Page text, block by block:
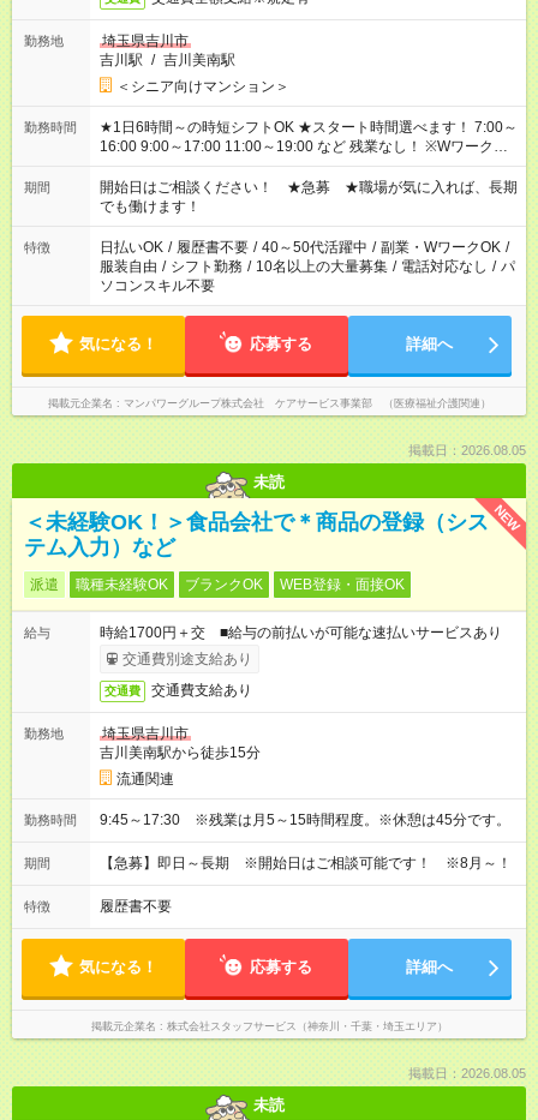
勤務地
埼玉県吉川市
吉川駅 / 吉川美南駅
＜シニア向けマンション＞
勤務時間
★1日6時間～の時短シフトOK ★スタート時間選べます！ 7:00～
16:00 9:00～17:00 11:00～19:00 など 残業なし！ ※Wワークの
場合、他のお仕事と合わせ週40時間超の就業はご案内できませ
ん ※法令に基づき、週20時間以上勤務は社会保険への加入対象
となります ※労働者派遣法（日雇い派遣の原則禁止）により、
短時間・短期間の就業はご案内が難しい場合があります
期間
開始日はご相談ください！ ★急募 ★職場が気に入れば、長期
でも働けます！
特徴 日払いOK / 履歴書不要 / 40～50代活躍中 / 副業・WワークOK /
服装自由 / シフト勤務 / 10名以上の大量募集 / 電話対応なし / パ
ソコンスキル不要
気になる！ 応募する 詳細へ
掲載元企業名 マンパワーグループ株式会社 ケアサービス事業部 （医療福祉介護関連）
掲載日：2026.08.05
未読
NEW
＜未経験OK！＞食品会社で＊商品の登録（シス
テム入力）など
派遣 職種未経験OK ブランクOK WEB登録・面接OK
給与
時給1700円＋交 ■給与の前払いが可能な速払いサービスあり
交通費別途支給あり
交通費 交通費支給あり
勤務地
埼玉県吉川市
吉川美南駅から徒歩15分
流通関連
勤務時間 9:45～17:30 ※残業は月5～15時間程度。※休憩は45分です。
期間 【急募】即日～長期 ※開始日はご相談可能です！ ※8月～！
特徴 履歴書不要
気になる！ 応募する 詳細へ
掲載元企業名 株式会社スタッフサービス（神奈川・千葉・埼玉エリア）
掲載日：2026.08.05
未読